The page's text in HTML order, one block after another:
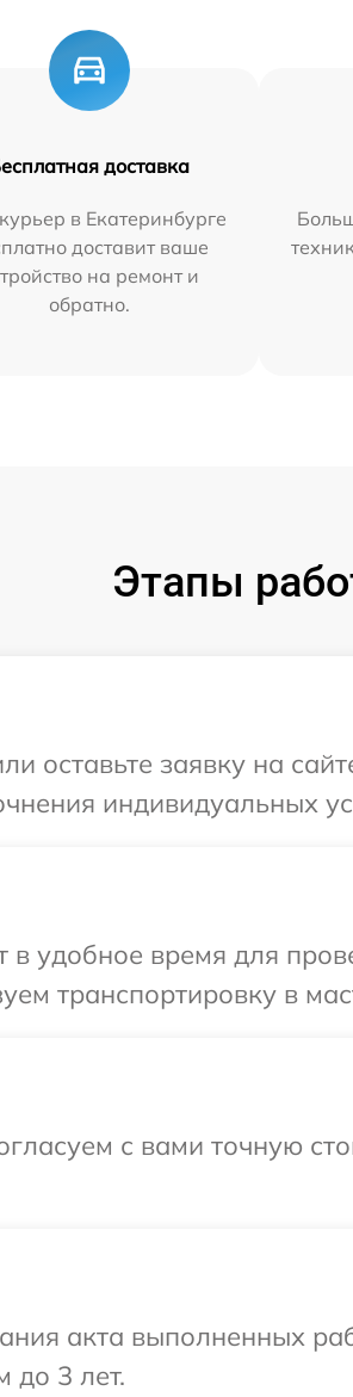
доставка
в Екатеринбурге
доставит ваше
на ремонт и
обратно.
Этапы
оставьте заявку на
индивидуальных
удобное время для
транспортировку в
с вами точную
акта выполненных
до 3 лет.